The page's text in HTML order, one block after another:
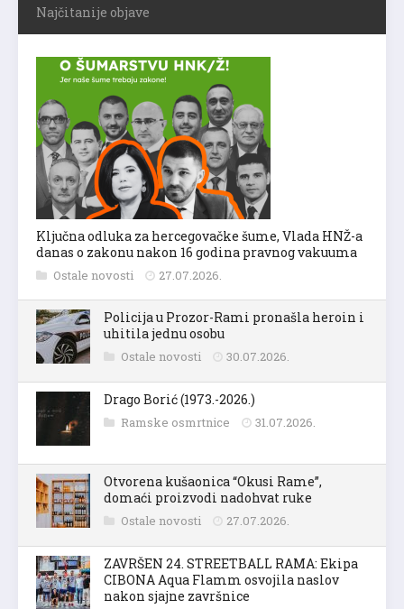
Najčitanije objave
Ključna odluka za hercegovačke šume, Vlada HNŽ-a
danas o zakonu nakon 16 godina pravnog vakuuma
Ostale novosti 27.07.2026.
Policija u Prozor-Rami pronašla heroin i
uhitila jednu osobu
Ostale novosti 30.07.2026.
Drago Borić (1973.-2026.)
Ramske osmrtnice 31.07.2026.
Otvorena kušaonica “Okusi Rame”,
domaći proizvodi nadohvat ruke
Ostale novosti 27.07.2026.
ZAVRŠEN 24. STREETBALL RAMA: Ekipa
CIBONA Aqua Flamm osvojila naslov
nakon sjajne završnice